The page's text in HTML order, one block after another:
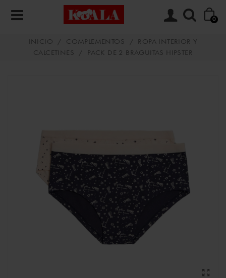
0
INICIO / COMPLEMENTOS /
ROPA INTERIOR Y
CALCETINES
/ PACK DE 2 BRAGUITAS HIPSTER